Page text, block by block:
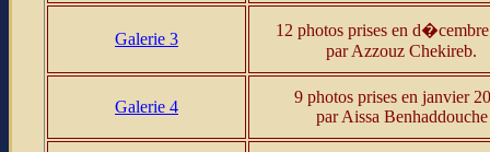
Galerie 3
12 photos prises en
par Azzouz Chekireb.
Galerie 4
9 photos prises en janvier
par Aissa Benhaddouche